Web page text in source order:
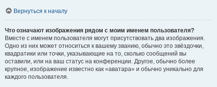
Вернуться к началу
Что означают изображения рядом с моим именем пользователя?
Вместе с именем пользователя могут присутствовать два изображения.
Одно из них может относиться к вашему званию, обычно это звёздочки,
квадратики или точки, указывающие на то, сколько сообщений вы
оставили, или на ваш статус на конференции. Другое, обычно более
крупное, изображение известно как «аватара» и обычно уникально для
каждого пользователя.